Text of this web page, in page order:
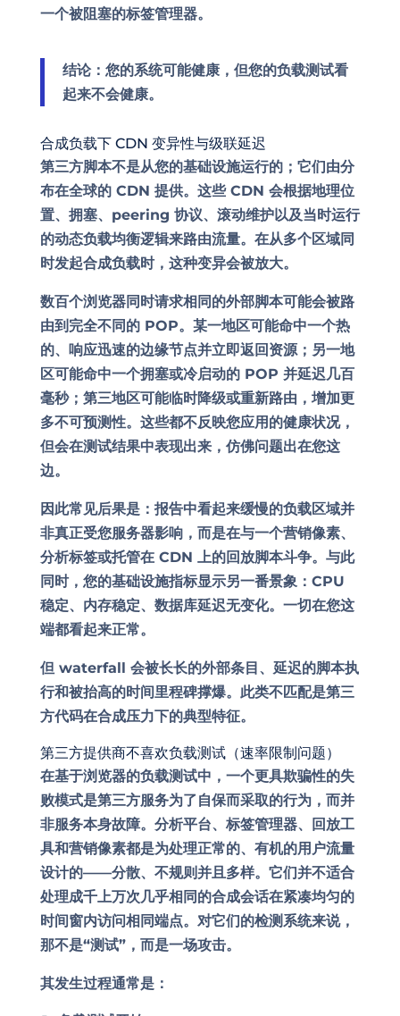
一个被阻塞的标签管理器。
结论：您的系统可能健康，但您的负载测试看
起来不会健康。
合成负载下 CDN 变异性与级联延迟
第三方脚本不是从您的基础设施运行的；它们由分
布在全球的 CDN 提供。这些 CDN 会根据地理位
置、拥塞、peering 协议、滚动维护以及当时运行
的动态负载均衡逻辑来路由流量。在从多个区域同
时发起合成负载时，这种变异会被放大。
数百个浏览器同时请求相同的外部脚本可能会被路
由到完全不同的 POP。某一地区可能命中一个热
的、响应迅速的边缘节点并立即返回资源；另一地
区可能命中一个拥塞或冷启动的 POP 并延迟几百
毫秒；第三地区可能临时降级或重新路由，增加更
多不可预测性。这些都不反映您应用的健康状况，
但会在测试结果中表现出来，仿佛问题出在您这
边。
因此常见后果是：报告中看起来缓慢的负载区域并
非真正受您服务器影响，而是在与一个营销像素、
分析标签或托管在 CDN 上的回放脚本斗争。与此
同时，您的基础设施指标显示另一番景象：CPU
稳定、内存稳定、数据库延迟无变化。一切在您这
端都看起来正常。
但 waterfall 会被长长的外部条目、延迟的脚本执
行和被抬高的时间里程碑撑爆。此类不匹配是第三
方代码在合成压力下的典型特征。
第三方提供商不喜欢负载测试（速率限制问题）
在基于浏览器的负载测试中，一个更具欺骗性的失
败模式是第三方服务为了自保而采取的行为，而并
非服务本身故障。分析平台、标签管理器、回放工
具和营销像素都是为处理正常的、有机的用户流量
设计的——分散、不规则并且多样。它们并不适合
处理成千上万次几乎相同的合成会话在紧凑均匀的
时间窗内访问相同端点。对它们的检测系统来说，
那不是“测试”，而是一场攻击。
其发生过程通常是：